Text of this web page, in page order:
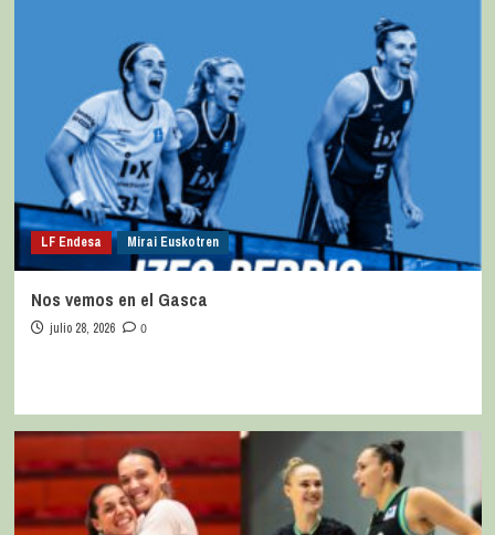
LF Endesa Mirai Euskotren
Nos vemos en el Gasca
julio 28, 2026 0